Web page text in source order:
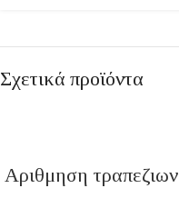
Σχετικά προϊόντα
Αριθμηση τραπεζιων